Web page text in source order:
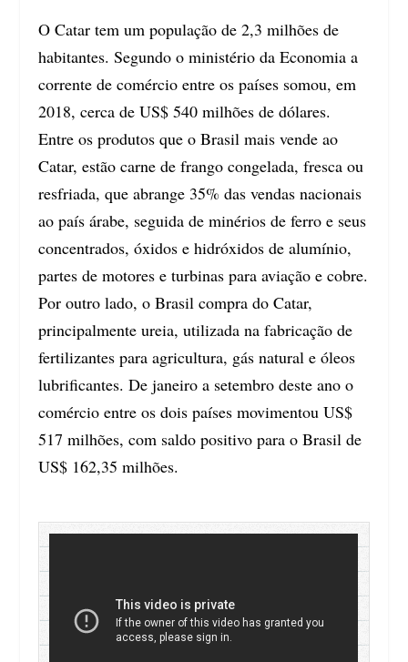
O Catar tem um população de 2,3 milhões de
habitantes. Segundo o ministério da Economia a
corrente de comércio entre os países somou, em
2018, cerca de US$ 540 milhões de dólares.
Entre os produtos que o Brasil mais vende ao
Catar, estão carne de frango congelada, fresca ou
resfriada, que abrange 35% das vendas nacionais
ao país árabe, seguida de minérios de ferro e seus
concentrados, óxidos e hidróxidos de alumínio,
partes de motores e turbinas para aviação e cobre.
Por outro lado, o Brasil compra do Catar,
principalmente ureia, utilizada na fabricação de
fertilizantes para agricultura, gás natural e óleos
lubrificantes. De janeiro a setembro deste ano o
comércio entre os dois países movimentou US$
517 milhões, com saldo positivo para o Brasil de
US$ 162,35 milhões.